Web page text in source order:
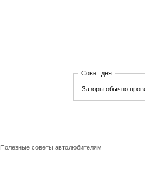
Совет дня
Зазоры обычно
Полезные советы автолюбителям